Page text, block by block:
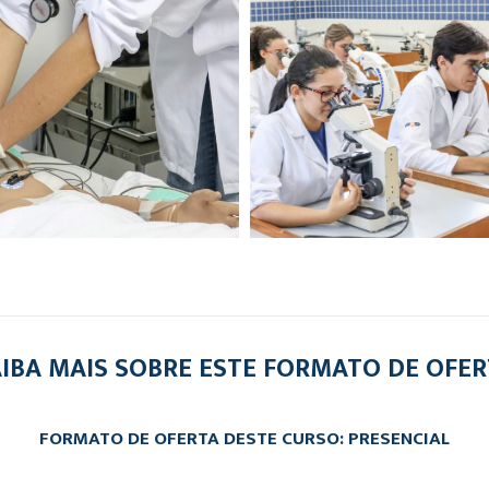
MAIS SOBRE ESTE FORMATO DE
FORMATO DE OFERTA DESTE CURSO: PRESENCIAL